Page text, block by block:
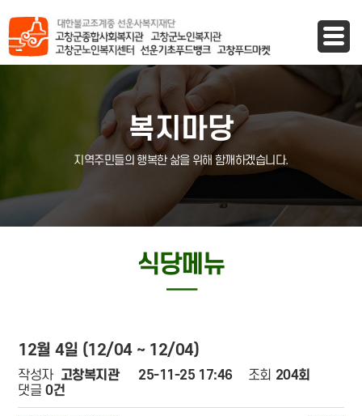
복지마당
지역주민들의 행복한 삶을 위해 함깨하겠습니다.
식당메뉴
─
12월 4일 (12/04 ~ 12/04)
페이지 정보
작성자 고창복지관 25-11-25 17:46 조회 204회
댓글 0건